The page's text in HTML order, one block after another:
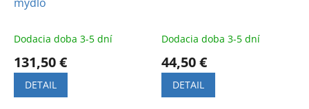
Dodacia doba 3-5 dní
131,50 €
DETAIL
Dodacia doba 3-5 dní
44,50 €
DETAIL